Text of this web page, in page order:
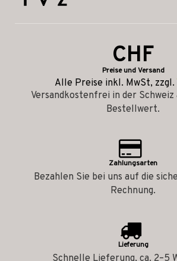
CHF
Preise und Versand
Alle Preise inkl. MwSt, zzgl.
Versandkostenfrei in der Schweiz
Bestellwert.
Zahlungsarten
Bezahlen Sie bei uns auf die
Rechnung.
Lieferung
Schnelle Lieferung, ca. 2–5